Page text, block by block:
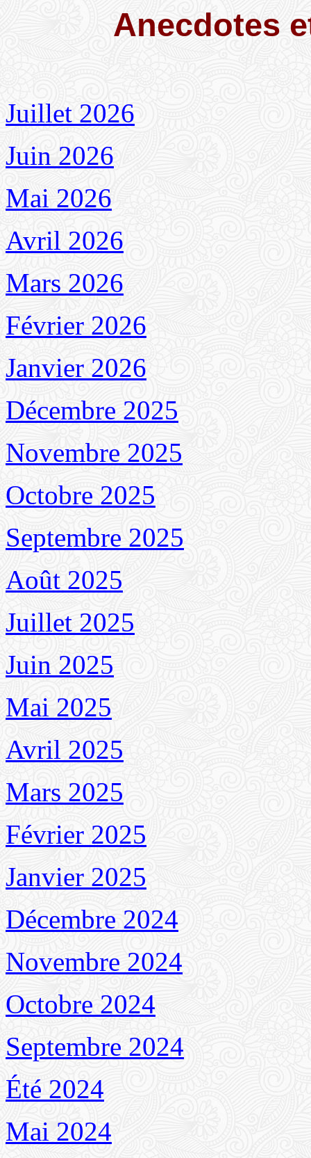
Anecdotes
Juillet 2026
Juin 2026
Mai 2026
Avril 2026
Mars 2026
Février 2026
Janvier 2026
Décembre 2025
Novembre 2025
Octobre 2025
Septembre 2025
Août 2025
Juillet 2025
Juin 2025
Mai 2025
Avril 2025
Mars 2025
Février 2025
Janvier 2025
Décembre 2024
Novembre 2024
Octobre 2024
Septembre 2024
Été 2024
Mai 2024